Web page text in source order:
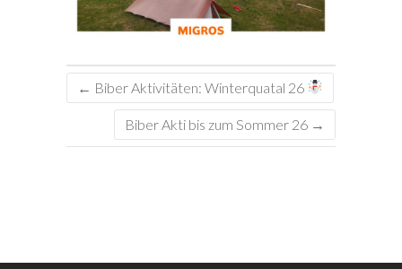
← Biber Aktivitäten: Winterquatal 26
Biber Akti bis zum Sommer 26 →